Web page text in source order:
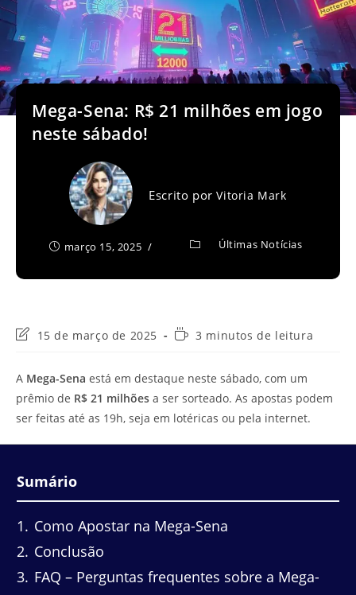
Mega-Sena: R$ 21 milhões em jogo
neste sábado!
Escrito porVitoria Mark
março 15, 2025 Últimas Notícias
Última
post:
15 de março de 2025
Tempo3 minutos de leitura
A Mega-Sena está em destaque neste sábado, com um
prêmio de R$ 21 milhões a ser sorteado. As apostas podem
ser feitas até as 19h, seja em lotéricas ou pela internet.
Sumário
1
Como Apostar na Mega-Sena
2 Conclusão
3 FAQ – Perguntas frequentes sobre a Mega-